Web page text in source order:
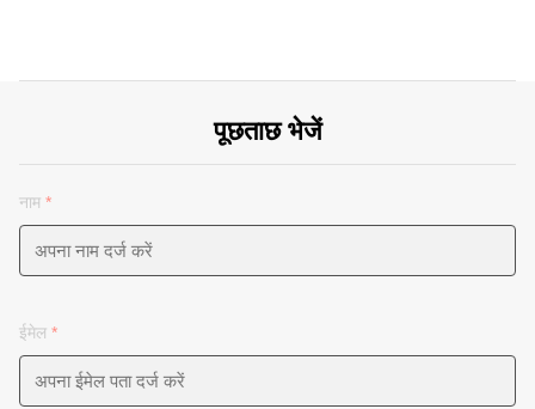
पूछताछ भेजें
नाम *
ईमेल *